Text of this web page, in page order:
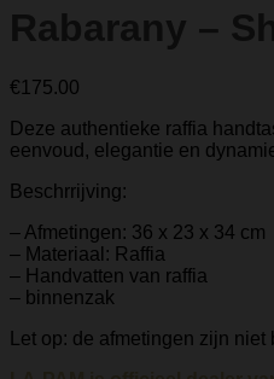
Rabarany –
€175.00
Deze authentieke raffia
eenvoud, elegantie en
Beschrrijving:
– Afmetingen: 36 x 23 x 34 cm
– Materiaal: Raffia
– Handvatten van raffia
– binnenzak
Let op: de afmetingen zijn